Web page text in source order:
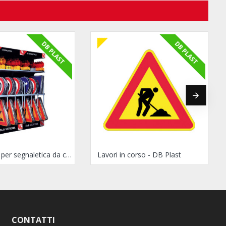
DB PLAST
Espositore per segnaletica da cantiere in DB Plast
DB PLAST
Lavori in corso - DB Plast
CONTATTI